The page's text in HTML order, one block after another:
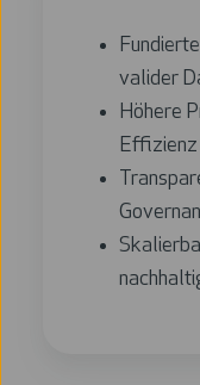
valider
Höhere
Effizienz